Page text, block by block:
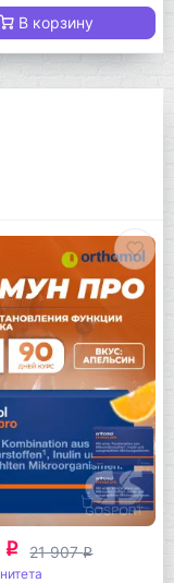
В корзину
q 21 907q